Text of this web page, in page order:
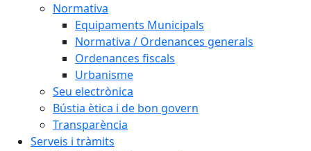
Normativa
Equipaments Municipals
Normativa / Ordenances generals
Ordenances fiscals
Urbanisme
Seu electrònica
Bústia ètica i de bon govern
Transparència
Serveis i tràmits